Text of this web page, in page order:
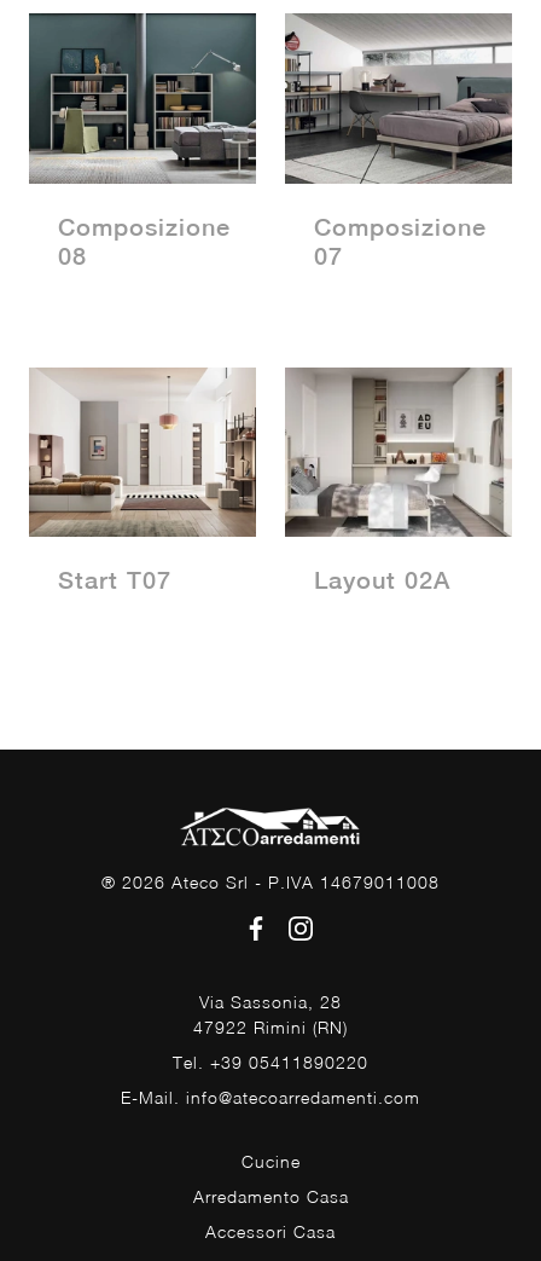
Composizione
08
Composizione
07
Start T07 Layout 02A
® 2026 Ateco Srl - P.IVA 14679011008
Via Sassonia, 28
47922 Rimini (RN)
Tel. +39 05411890220
E-Mail. info@atecoarredamenti.com
Cucine
Arredamento Casa
Accessori Casa